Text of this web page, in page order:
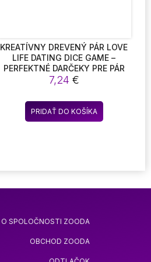
KREATÍVNY DREVENÝ PÁR LOVE
LIFE DATING DICE GAME –
PERFEKTNÉ DARČEKY PRE PÁR
PRE PRIATEĽA, SVADBU, VÝROČIE
7,24 €
PRIDAŤ DO KOŠÍKA
O SPOLOČNOSTI ZOODA
OBCHOD ZOODA